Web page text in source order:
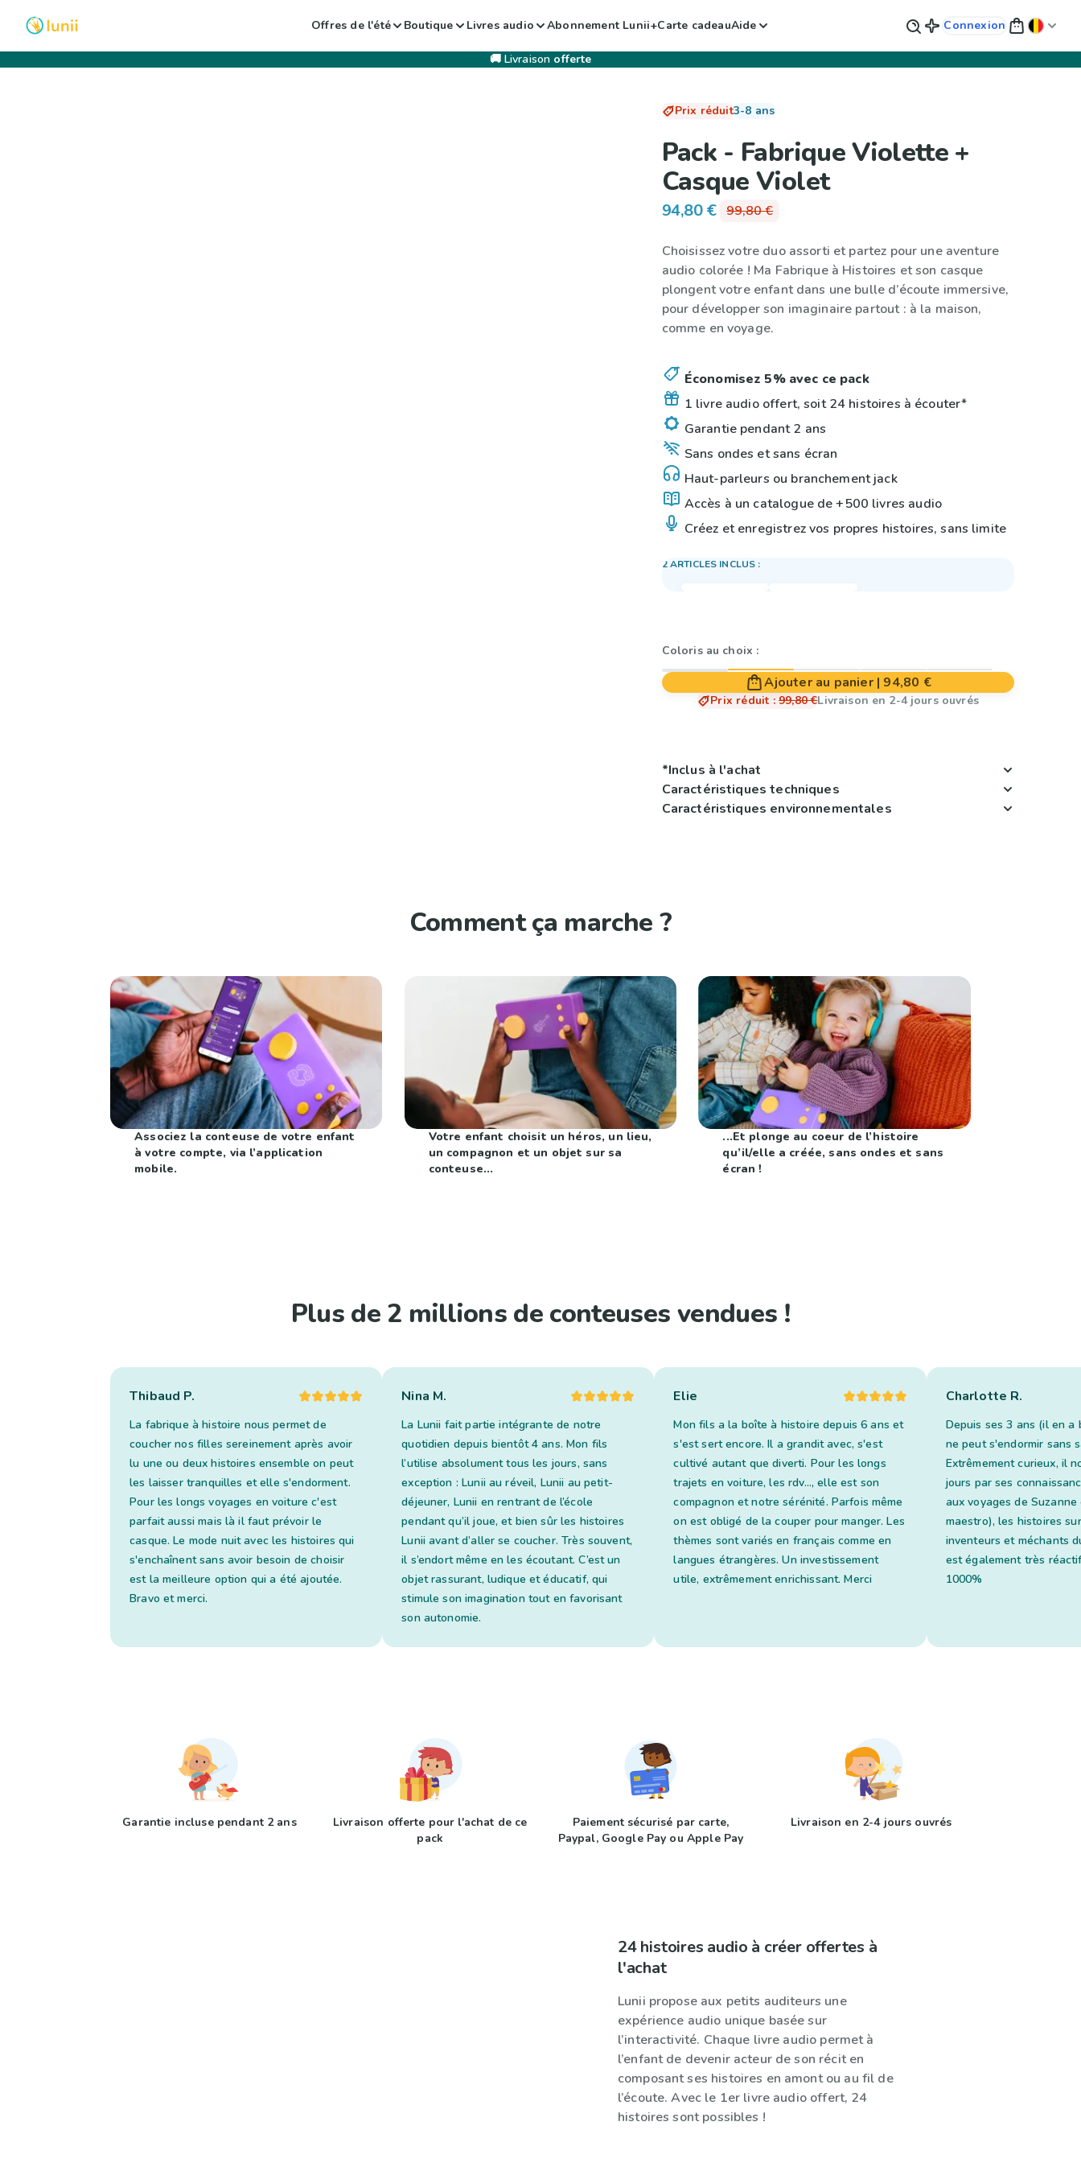
Offres de l'été Boutique Livres audio Abonnement Lunii+Carte cadeauAide Connexion
🚚 Livraison offerte
Prix réduit3-8 ans
Pack - Fabrique Violette +
Casque Violet
94,80 € 99,80 €
Choisissez votre duo assorti et partez pour une aventure
audio colorée ! Ma Fabrique à Histoires et son casque
plongent votre enfant dans une bulle d’écoute immersive,
pour développer son imaginaire partout : à la maison,
comme en voyage.
Économisez 5% avec ce pack
1 livre audio offert, soit 24 histoires à écouter*
Garantie pendant 2 ans
Sans ondes et sans écran
Haut-parleurs ou branchement jack
Accès à un catalogue de +500 livres audio
Créez et enregistrez vos propres histoires, sans limite
2 ARTICLES INCLUS :
Coloris au choix :
Ajouter au panier| 94,80 €
Prix réduit : 99,80 €Livraison en 2-4 jours ouvrés
*Inclus à l'achat
Caractéristiques techniques
Caractéristiques environnementales
Comment ça marche ?
Associez la conteuse de votre enfant
à votre compte, via l’application
mobile.
Votre enfant choisit un héros, un lieu,
un compagnon et un objet sur sa
conteuse...
...Et plonge au coeur de l’histoire
qu’il/elle a créée, sans ondes et sans
écran !
Plus de 2 millions de conteuses vendues !
Thibaud P.
La fabrique à histoire nous permet de
coucher nos filles sereinement après avoir
lu une ou deux histoires ensemble on peut
les laisser tranquilles et elle s'endorment.
Pour les longs voyages en voiture c'est
parfait aussi mais là il faut prévoir le
casque. Le mode nuit avec les histoires qui
s'enchaînent sans avoir besoin de choisir
est la meilleure option qui a été ajoutée.
Bravo et merci.
Nina M.
La Lunii fait partie intégrante de notre
quotidien depuis bientôt 4 ans. Mon fils
l’utilise absolument tous les jours, sans
exception : Lunii au réveil, Lunii au petit-
déjeuner, Lunii en rentrant de l’école
pendant qu’il joue, et bien sûr les histoires
Lunii avant d’aller se coucher. Très souvent,
il s’endort même en les écoutant. C’est un
objet rassurant, ludique et éducatif, qui
stimule son imagination tout en favorisant
son autonomie.
Elie
Mon fils a la boîte à histoire depuis 6 ans et
s'est sert encore. Il a grandit avec, s'est
cultivé autant que diverti. Pour les longs
trajets en voiture, les rdv..., elle est son
compagnon et notre sérénité. Parfois même
on est obligé de la couper pour manger. Les
thèmes sont variés en français comme en
langues étrangères. Un investissement
utile, extrêmement enrichissant. Merci
Charlotte R.
Depuis ses 3 ans (il en a
ne peut s'endormir sans
Extrêmement curieux, il
jours par ses
aux voyages de
maestro), les histoires
inventeurs et méchants
est également très
1000%
Garantie incluse pendant 2 ans
Livraison offerte pour l'achat de ce
pack
Paiement sécurisé par carte,
Paypal, Google Pay ou Apple Pay
Livraison en 2-4 jours ouvrés
24 histoires audio à créer offertes à
l'achat
Lunii propose aux petits auditeurs une
expérience audio unique basée sur
l’interactivité. Chaque livre audio permet à
l’enfant de devenir acteur de son récit en
composant ses histoires en amont ou au fil de
l’écoute. Avec le 1er livre audio offert, 24
histoires sont possibles !